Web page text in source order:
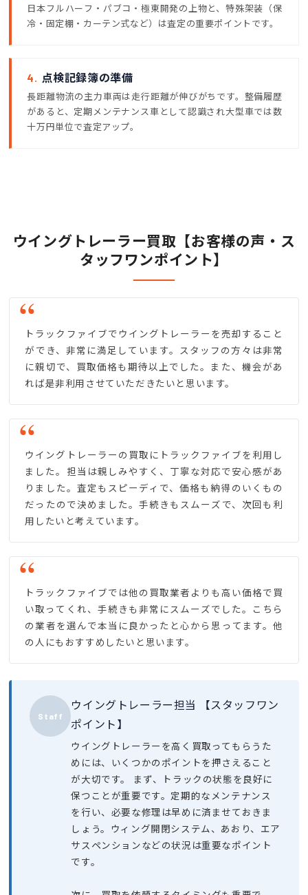
日本フルハーフ・パブコ・極東開発の上物と、特殊架装（保
冷・固定棚・カーテン式など）は査定の重要ポイントです。
4. 点検記録簿の準備
長距離物流の主力車両は走行距離が伸びがちです。整備履歴
があると、定期メンテナンス車として認識され大型車では数
十万円単位で査定アップ。
ウイングトレーラー買取【お客様の声・ス
タッフワンポイント】
トラックファイブでウイングトレーラーを売却すること
ができ、非常に満足しています。スタッフの方々は非常
に親切で、買取価格も期待以上でした。また、機会があ
れば是非利用させていただきたいと思います。
ウイングトレーラーの買取にトラックファイブを利用し
ました。担当は親しみやすく、丁寧な対応で安心感があ
りました。査定もスピーディで、価格も納得のいくもの
だったので決めました。手続きもスムーズで、次回も利
用したいと考えています。
トラックファイブでは他の買取業者よりも高い価格で買
い取ってくれ、手続きも非常にスムーズでした。こちら
の業者を選んで本当に良かったと心から思ってます。他
の人にもおすすめしたいと思います。
Staff
ウイングトレーラー担当 【スタッフワン
ポイント】
ウイングトレーラーを高く買取ってもらうた
めには、いくつかのポイントを押さえること
が大切です。 まず、トラックの状態を良好に
保つことが重要です。定期的なメンテナンス
を行い、必要な修理は早めに済ませておきま
しょう。ウィング開閉システム、あおり、エア
サスペンションなどの状況は重要なポイント
です。